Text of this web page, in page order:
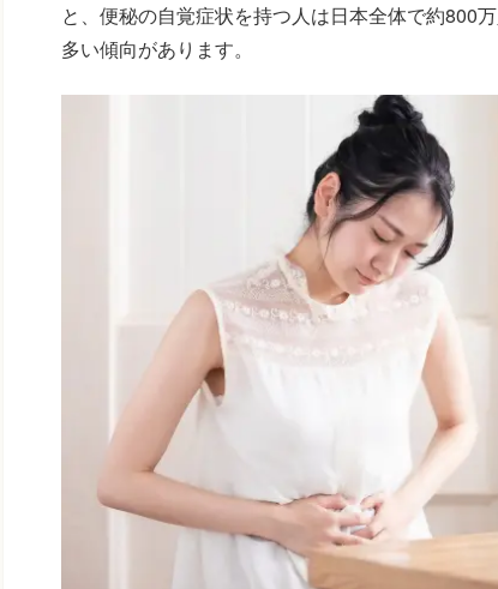
と、便秘の自覚症状を持つ人は日本全体で約800
多い傾向があります。